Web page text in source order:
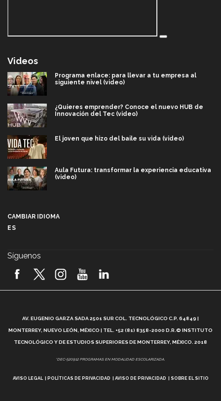
Videos
Programa enlace: para llevar a tu empresa al
siguiente nivel (video)
¿Quieres emprender? Conoce el nuevo HUB de
Innovación del Tec (video)
El joven que hizo del baile su vida (video)
Aula Futura: transformar la experiencia educativa
(video)
2026! (video)
¿Cómo es el Modelo Educativo Tec? (video)
Vida Tec: Feminismo e Inteligencia Artificial, Paola
CAMBIAR IDIOMA
ES
Síguenos
AV. EUGENIO GARZA SADA 2501 SUR COL. TECNOLÓGICO C.P. 64849 |
MONTERREY, NUEVO LEÓN, MÉXICO | TEL. +52 (81) 8358-2000 D.R.© INSTITUTO
TECNOLÓGICO Y DE ESTUDIOS SUPERIORES DE MONTERREY, MÉXICO. 2018
*DEC-520912 PROGRAMAS EN MODALIDAD ESCOLARIZADA.
AVISO LEGAL POLÍTICAS DE PRIVACIDAD AVISO DE PRIVACIDAD SOBRE EL SITIO